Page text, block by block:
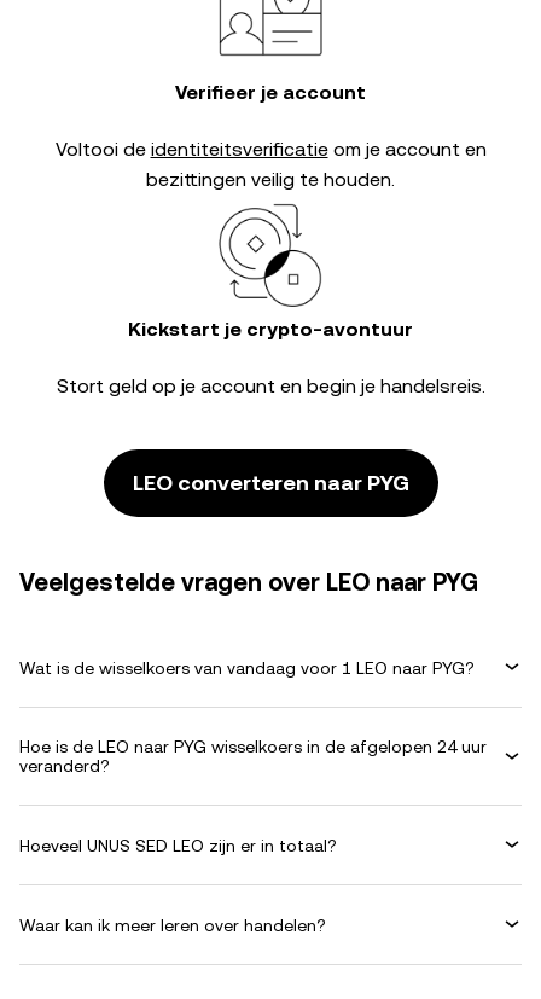
Verifieer je account
Voltooi de identiteitsverificatieom je account en
bezittingen veilig te houden.
Kickstart je crypto-avontuur
Stort geld op je account en begin je handelsreis.
LEO converteren naar PYG
Veelgestelde vragen over LEO naar PYG
Wat is de wisselkoers van vandaag voor 1 LEO naar PYG?
Hoe is de LEO naar PYG wisselkoers in de afgelopen 24 uur
veranderd?
Hoeveel UNUS SED LEO zijn er in totaal?
Waar kan ik meer leren over handelen?